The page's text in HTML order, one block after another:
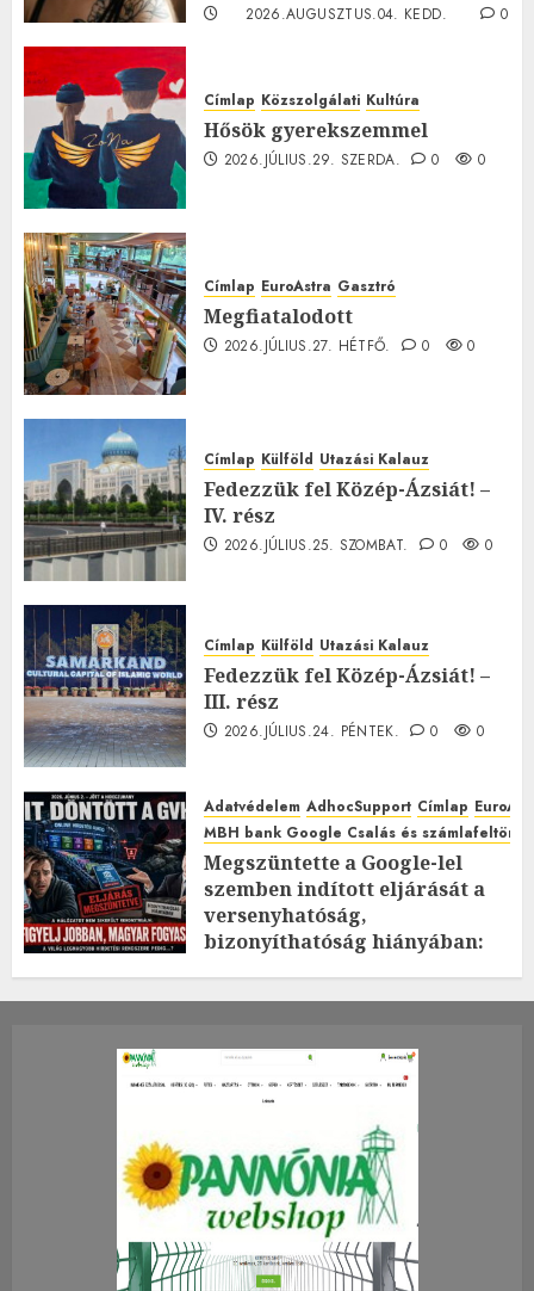
2026.AUGUSZTUS.04. KEDD.
0
Címlap Közszolgálati Kultúra
Hősök gyerekszemmel
2026.JÚLIUS.29. SZERDA. 0 0
Címlap EuroAstra Gasztró
Megfiatalodott
2026.JÚLIUS.27. HÉTFŐ. 0 0
Címlap Külföld Utazási Kalauz
Fedezzük fel Közép-Ázsiát! –
IV. rész
2026.JÚLIUS.25. SZOMBAT. 0 0
Címlap Külföld Utazási Kalauz
Fedezzük fel Közép-Ázsiát! –
III. rész
2026.JÚLIUS.24. PÉNTEK. 0 0
Adatvédelem AdhocSupport Címlap
MBH bank Google Csalás és
Megszüntette a Google-lel
szemben indított eljárását a
versenyhatóság,
bizonyíthatóság hiányában:
2026.JÚLIUS.23. CSÜTÖRTÖK.
0